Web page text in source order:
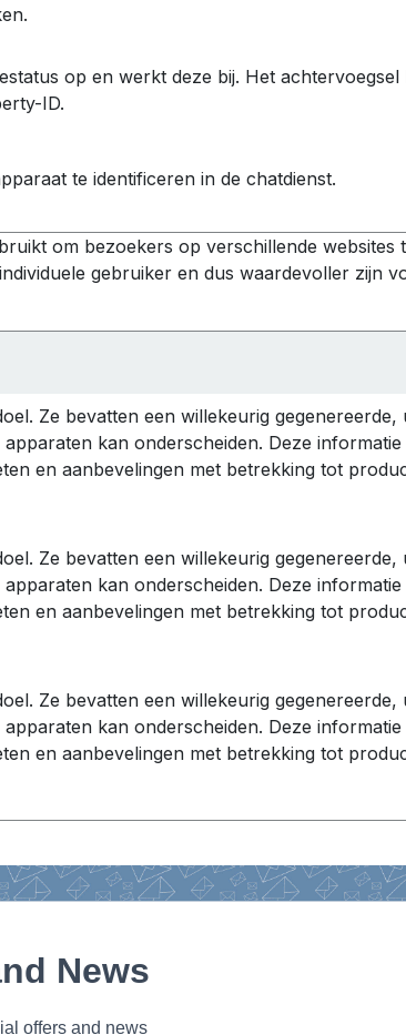
op en werkt deze bij. Het
ID.
te identificeren in de chatdienst.
om bezoekers op verschillende websites
gebruiker en dus waardevoller zijn
Ze bevatten een willekeurig gegenereerde,
kan onderscheiden. Deze
en aanbevelingen met betrekking tot
Ze bevatten een willekeurig gegenereerde,
kan onderscheiden. Deze
en aanbevelingen met betrekking tot
Ze bevatten een willekeurig gegenereerde,
kan onderscheiden. Deze
en aanbevelingen met betrekking tot
News
offers and news